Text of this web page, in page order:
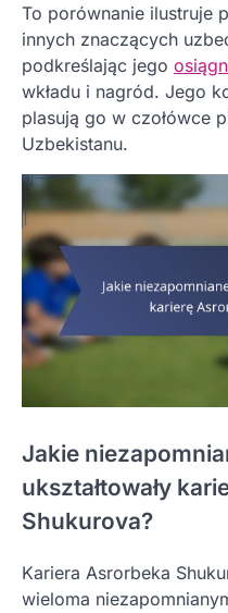
To porównanie ilustruje
innych znaczących
podkreślając jego
wkładu i nagród. Jego
plasują go w czołówce
Uzbekistanu.
Jakie
ukształtowały
Shukurova?
Kariera Asrorbeka
wieloma